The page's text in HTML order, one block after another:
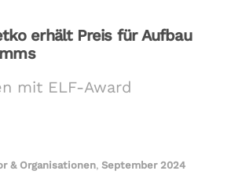
erhält Preis für Aufbau
mit ELF-Award
& Organisationen, September 2024